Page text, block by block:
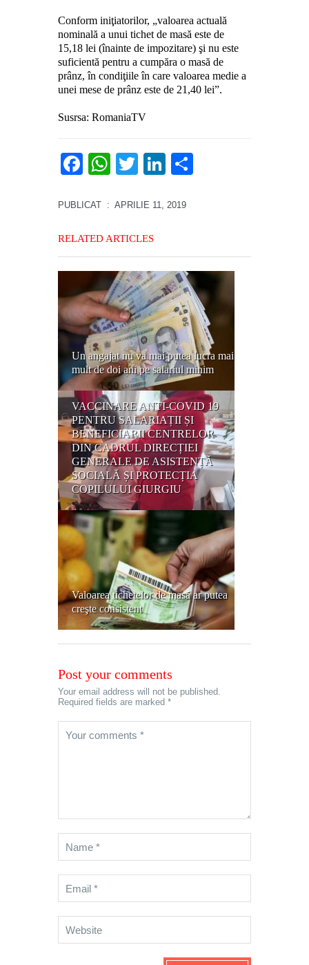
Conform iniţiatorilor, „valoarea actuală
nominală a unui tichet de masă este de
15,18 lei (înainte de impozitare) şi nu este
suficientă pentru a cumpăra o masă de
prânz, în condiţiile în care valoarea medie a
unei mese de prânz este de 21,40 lei”.
Susrsa: RomaniaTV
Facebook
WhatsApp
TwitterLinkedIn
PUBLICAT : APRILIE 11, 2019
RELATED ARTICLES
Un angajat nu va mai putea lucra mai
mult de doi ani pe salariul minim
VACCINARE ANTI-COVID 19
PENTRU SALARIAȚII ȘI
BENEFICIARII CENTRELOR
DIN CADRUL DIRECȚIEI
GENERALE DE ASISTENȚĂ
SOCIALĂ ȘI PROTECȚIA
COPILULUI GIURGIU
Valoarea tichetelor de masă ar putea
creşte consistent
Post your comments
Your email address will not be published.
Required fields are marked *